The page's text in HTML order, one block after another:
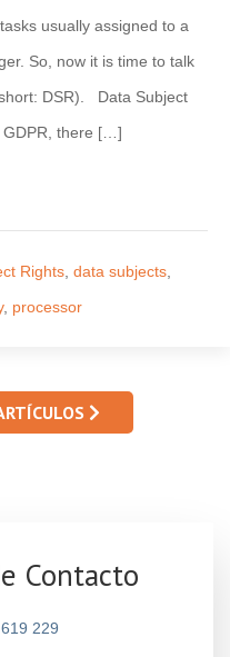
usually assigned to a
So, now it is time to talk
DSR). Data Subject
GDPR, there […]
Rights data subjects
, processor
Contacto
229